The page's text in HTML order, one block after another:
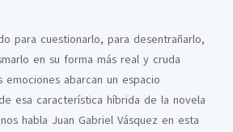
para cuestionarlo, para desentrañarlo,
en su forma más real y cruda
abarcan un espacio
esa característica híbrida de la novela
habla Juan Gabriel Vásquez en esta